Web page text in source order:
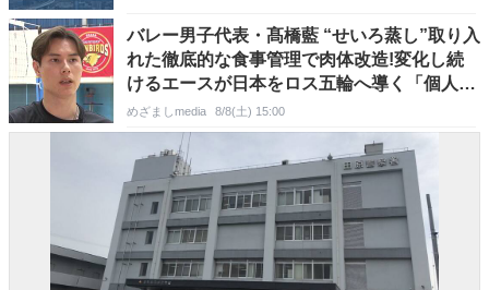
バレー男子代表・髙橋藍 “せいろ蒸し”取り入
れた徹底的な食事管理で肉体改造!変化し続
けるエースが日本をロス五輪へ導く「個人の
力をどれだけ世界トップレベルに持って行け
るか」【VOLLEY BαLL with α】
めざましmedia 8/8(土) 15:00